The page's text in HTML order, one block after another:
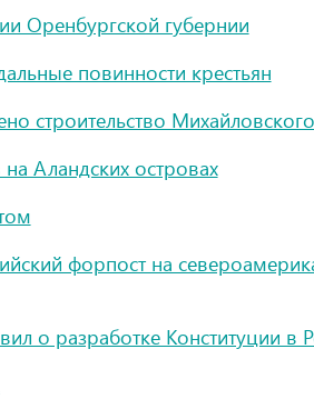
Оренбургской губернии
повинности крестьян
строительство
Аландских островах
форпост на
о разработке Конституции в